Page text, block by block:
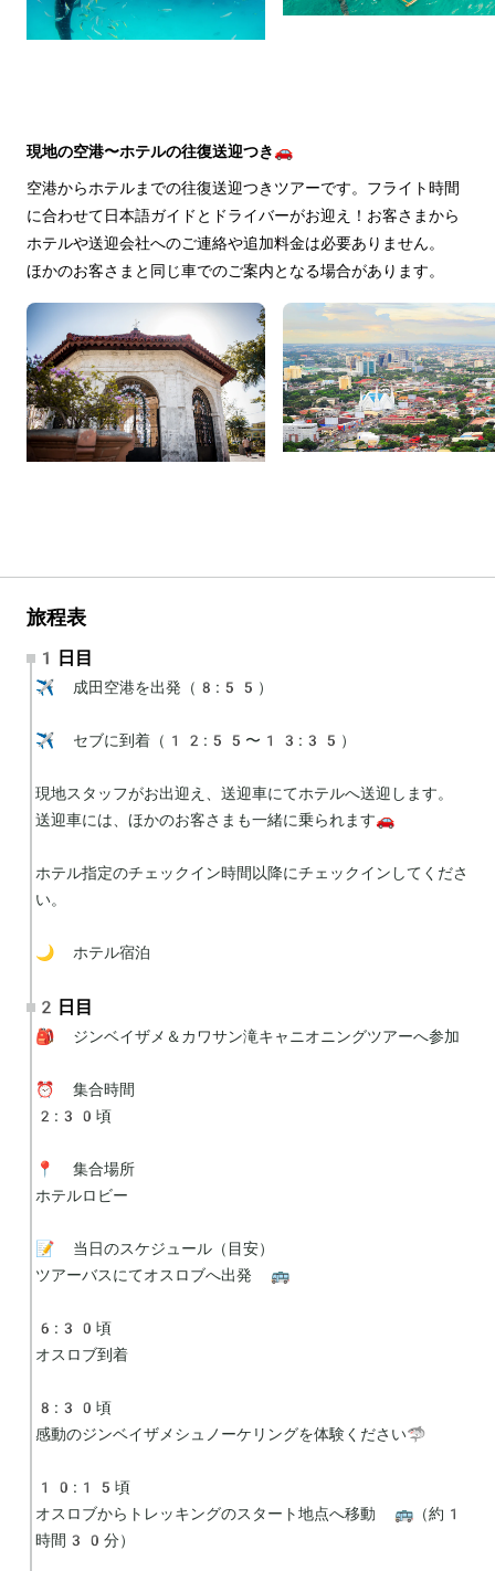
現地の空港〜ホテルの往復送迎つき🚗
空港からホテルまでの往復送迎つきツアーです。フライト時間
に合わせて日本語ガイドとドライバーがお迎え！お客さまから
ホテルや送迎会社へのご連絡や追加料金は必要ありません。
ほかのお客さまと同じ車でのご案内となる場合があります。
旅程表
1日目
✈️ 成田空港を出発（8:55）
✈️ セブに到着（12:55〜13:35）
現地スタッフがお出迎え、送迎車にてホテルへ送迎します。
送迎車には、ほかのお客さまも一緒に乗られます🚗
ホテル指定のチェックイン時間以降にチェックインしてくださ
い。
🌙 ホテル宿泊
2日目
🎒 ジンベイザメ＆カワサン滝キャニオニングツアーへ参加
⏰ 集合時間
2:30頃
📍 集合場所
ホテルロビー
📝 当日のスケジュール（目安）
ツアーバスにてオスロブへ出発 🚌
6:30頃
オスロブ到着
8:30頃
感動のジンベイザメシュノーケリングを体験ください🦈
10:15頃
オスロブからトレッキングのスタート地点へ移動 🚌（約1
時間30分）